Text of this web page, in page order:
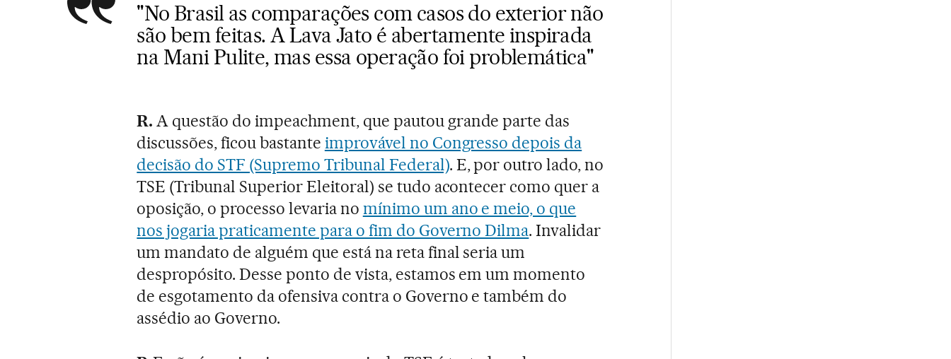
"No Brasil as comparações com casos do exterior não
são bem feitas. A Lava Jato é abertamente inspirada
na Mani Pulite, mas essa operação foi problemática"
R.A questão do impeachment, que pautou grande parte das
discussões, ficou bastante improvável no Congresso depois da
decisão do STF (Supremo Tribunal Federal). E, por outro lado, no
TSE (Tribunal Superior Eleitoral) se tudo acontecer como quer a
oposição, o processo levaria no mínimo um ano e meio, o que
nos jogaria praticamente para o fim do Governo Dilma. Invalidar
um mandato de alguém que está na reta final seria um
despropósito. Desse ponto de vista, estamos em um momento
de esgotamento da ofensiva contra o Governo e também do
assédio ao Governo.